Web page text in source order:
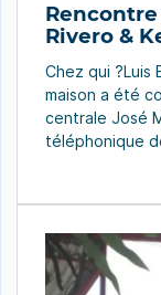
Rivero &
Chez qui ?Luis
maison a été
centrale José
téléphonique
[…]